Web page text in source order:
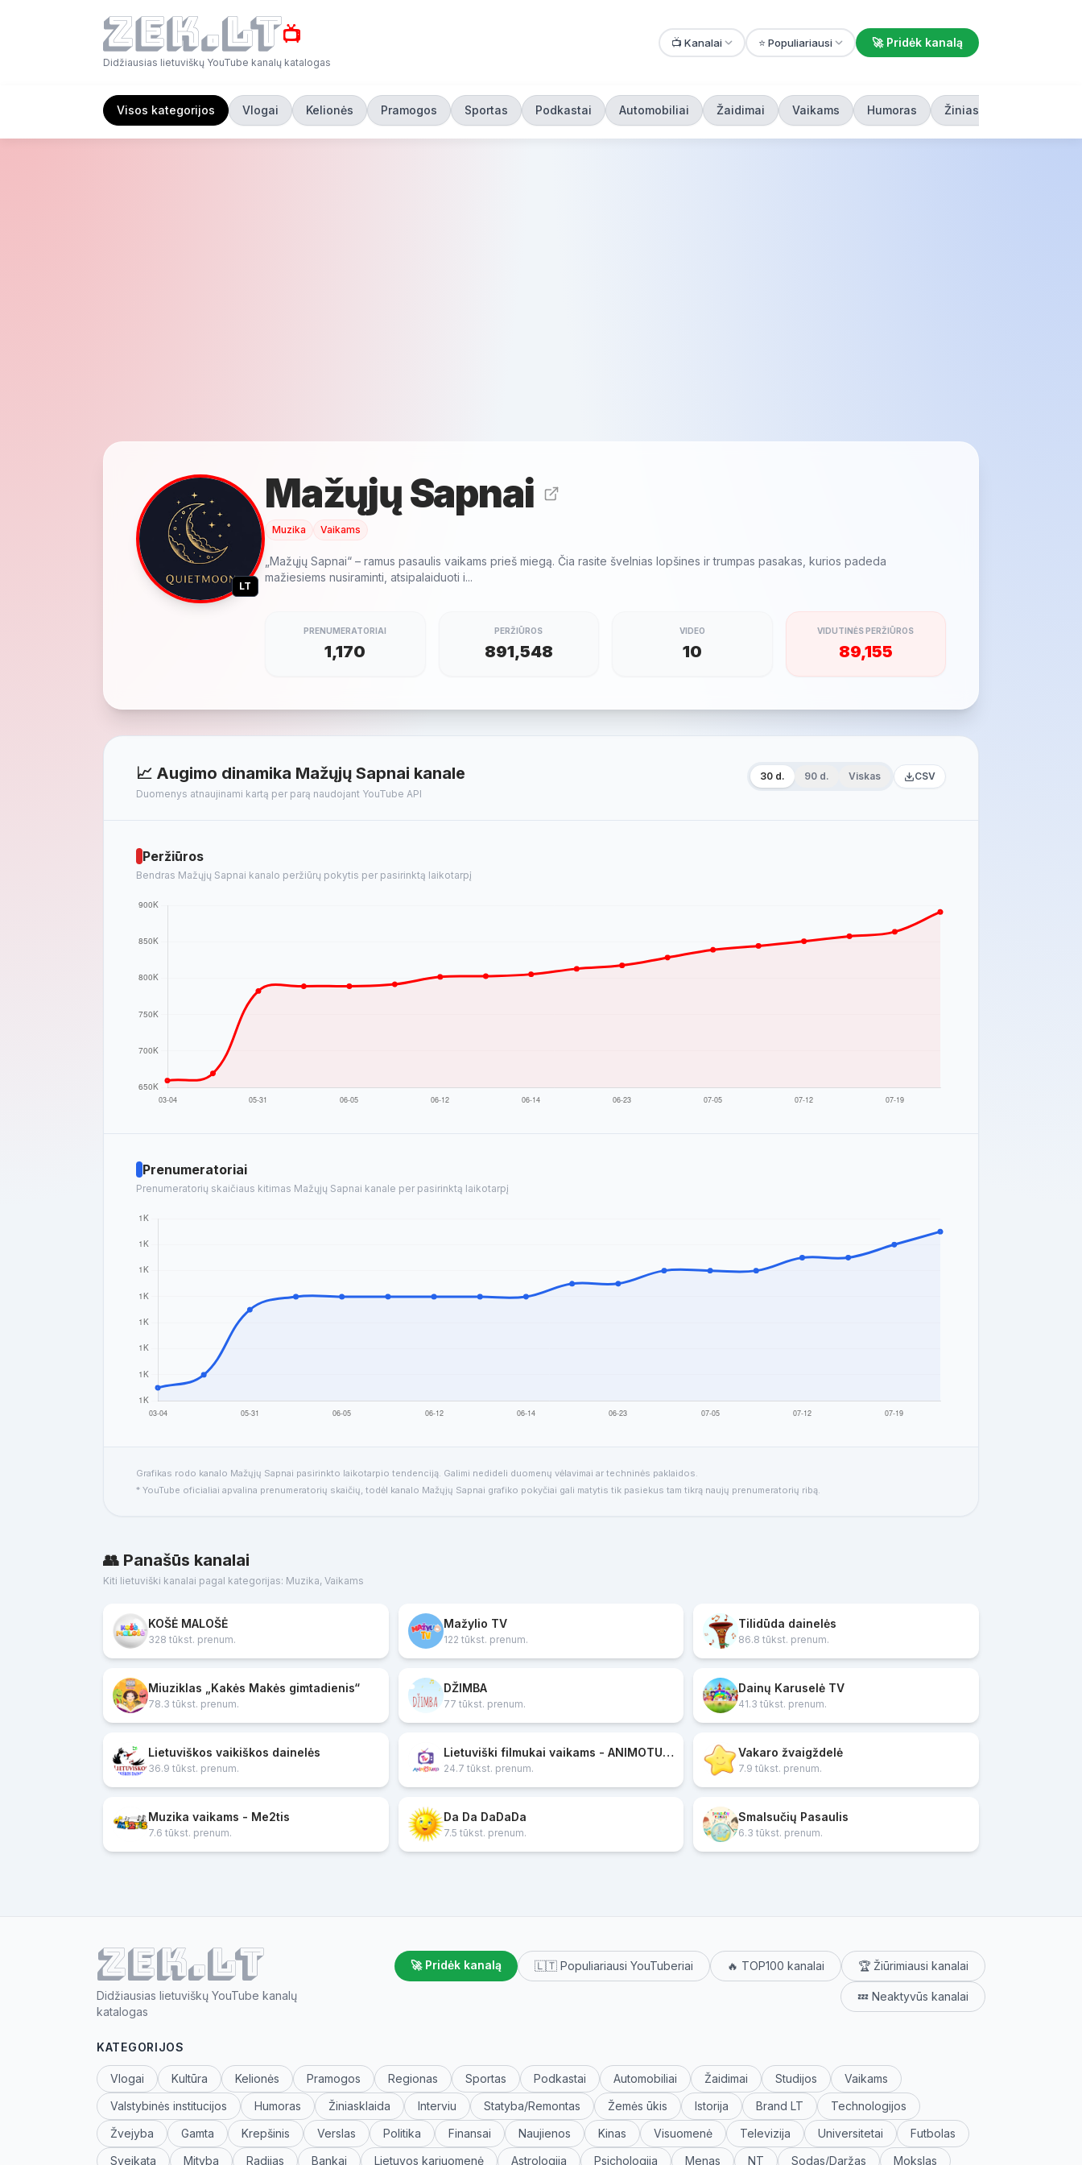
📺
Didžiausias lietuviškų YouTube kanalų katalogas
📺 Kanalai ⭐ Populiariausi 🚀 Pridėk kanalą
Visos kategorijos Vlogai Kelionės Pramogos Sportas Podkastai Automobiliai Žaidimai Vaikams Humoras Žiniasklaida
LT
Mažųjų Sapnai
Muzika Vaikams
„Mažųjų Sapnai“ – ramus pasaulis vaikams prieš miegą. Čia rasite švelnias lopšines ir trumpas pasakas, kurios padeda
mažiesiems nusiraminti, atsipalaiduoti i...
PRENUMERATORIAI
1,170
PERŽIŪROS
891,548
VIDEO
10
VIDUTINĖS PERŽIŪROS
89,155
📈 Augimo dinamika Mažųjų Sapnai kanale
Duomenys atnaujinami kartą per parą naudojant YouTube API
30 d. 90 d. Viskas CSV
Peržiūros
Bendras Mažųjų Sapnai kanalo peržiūrų pokytis per pasirinktą laikotarpį
Prenumeratoriai
Prenumeratorių skaičiaus kitimas Mažųjų Sapnai kanale per pasirinktą laikotarpį
Grafikas rodo kanalo Mažųjų Sapnai pasirinkto laikotarpio tendenciją. Galimi nedideli duomenų vėlavimai ar techninės paklaidos.
* YouTube oficialiai apvalina prenumeratorių skaičių, todėl kanalo Mažųjų Sapnai grafiko pokyčiai gali matytis tik pasiekus tam tikrą naujų prenumeratorių ribą.
👥 Panašūs kanalai
Kiti lietuviški kanalai pagal kategorijas: Muzika, Vaikams
KOŠĖ MALOŠĖ
328 tūkst. prenum.
Mažylio TV
122 tūkst. prenum.
Tilidūda dainelės
86.8 tūkst. prenum.
Miuziklas „Kakės Makės gimtadienis“
78.3 tūkst. prenum.
DŽIMBA
77 tūkst. prenum.
Dainų Karuselė TV
41.3 tūkst. prenum.
Lietuviškos vaikiškos dainelės
36.9 tūkst. prenum.
Lietuviški filmukai vaikams - ANIMOTUKO TV
24.7 tūkst. prenum.
Vakaro žvaigždelė
7.9 tūkst. prenum.
Muzika vaikams - Me2tis
7.6 tūkst. prenum.
Da Da DaDaDa
7.5 tūkst. prenum.
Smalsučių Pasaulis
6.3 tūkst. prenum.
ZEK.lt
Didžiausias lietuviškų YouTube kanalų
katalogas
🚀 Pridėk kanalą 🇱🇹 Populiariausi YouTuberiai 🔥 TOP100 kanalai 🏆 Žiūrimiausi kanalai
💤 Neaktyvūs kanalai
KATEGORIJOS
Vlogai Kultūra Kelionės Pramogos Regionas Sportas Podkastai Automobiliai Žaidimai Studijos
Vaikams
Valstybinės institucijos
Humoras Žiniasklaida Interviu Statyba/Remontas Žemės ūkis Istorija Brand LT
Technologijos
Žvejyba
Gamta Krepšinis Verslas Politika Finansai Naujienos Kinas Visuomenė Televizija Universitetai
Futbolas
Sveikata
Mityba Radijas Bankai Lietuvos kariuomenė Astrologija Psichologija Menas NT Sodas/Daržas Mokslas